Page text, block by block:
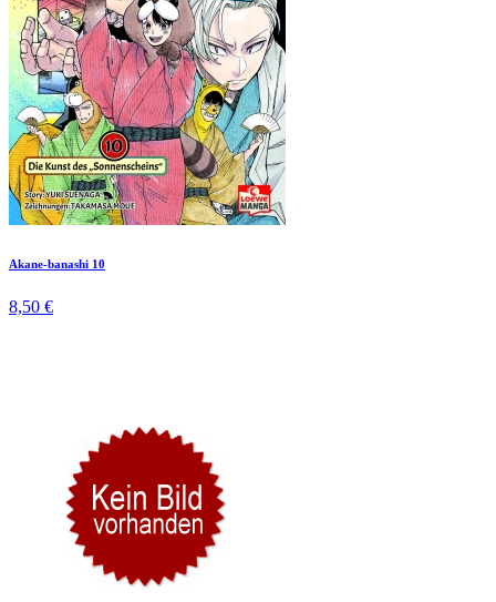
Akane-banashi 10
8,50 €